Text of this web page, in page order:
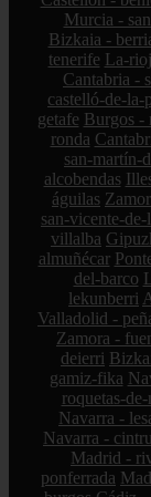
Murcia -
Bizkaia -
tenerife La-
Cantabria -
castelló-de-la-
getafe Burgos -
ronda
san-martín-
alcobendas
águilas
san-vicente-de-
villalba
almuñécar
del-barco
lekunberri
Valladolid -
Zamora -
deierri
gamiz-fika
roquetas-
Navarra -
Navarra -
Madrid -
ponferrada